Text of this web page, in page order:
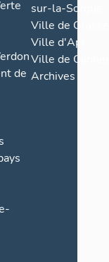
de
sur-la-Sorgue
Ville de Grasse
Ville d'Apt
Ville de
Archives